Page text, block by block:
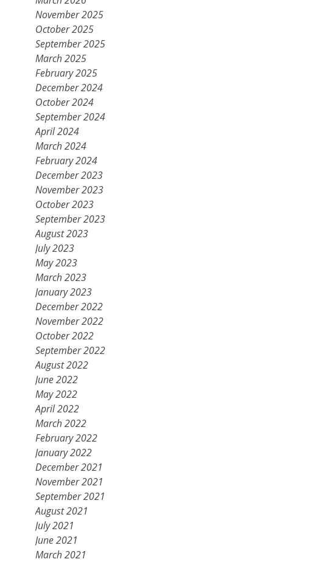
November 2025
October 2025
September 2025
March 2025
February 2025
December 2024
October 2024
September 2024
April 2024
March 2024
February 2024
December 2023
November 2023
October 2023
September 2023
August 2023
July 2023
May 2023
March 2023
January 2023
December 2022
November 2022
October 2022
September 2022
August 2022
June 2022
May 2022
April 2022
March 2022
February 2022
January 2022
December 2021
November 2021
September 2021
August 2021
July 2021
June 2021
March 2021